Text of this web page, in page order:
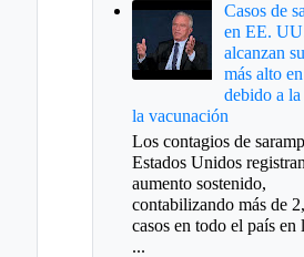
Casos de
en EE.
alcanzan
más alto
debido a la
la vacunación
Los contagios de
Estados Unidos
aumento sostenido,
contabilizando más de
casos en todo el país en
...